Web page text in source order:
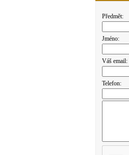
Předmět:
Jméno:
Váš email:
Telefon: